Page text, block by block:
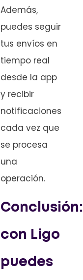
Además,
puedes seguir
tus envíos en
tiempo real
desde la app
y recibir
notificaciones
cada vez que
se procesa
una
operación.
Conclusión:
con Ligo
puedes